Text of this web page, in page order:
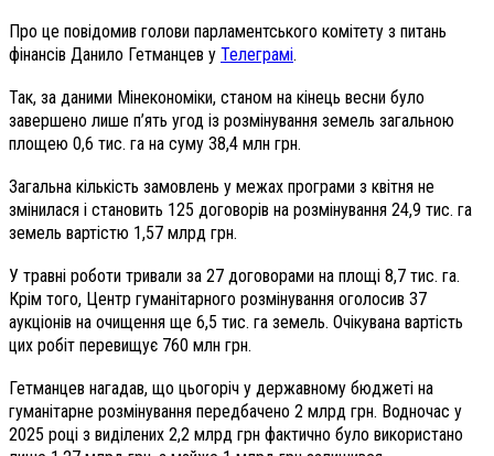
Про це повідомив голови парламентського комітету з питань
фінансів Данило Гетманцев у Телеграмі.
Так, за даними Мінекономіки, станом на кінець весни було
завершено лише п’ять угод із розмінування земель загальною
площею 0,6 тис. га на суму 38,4 млн грн.
Загальна кількість замовлень у межах програми з квітня не
змінилася і становить 125 договорів на розмінування 24,9 тис. га
земель вартістю 1,57 млрд грн.
У травні роботи тривали за 27 договорами на площі 8,7 тис. га.
Крім того, Центр гуманітарного розмінування оголосив 37
аукціонів на очищення ще 6,5 тис. га земель. Очікувана вартість
цих робіт перевищує 760 млн грн.
Гетманцев нагадав, що цьогоріч у державному бюджеті на
гуманітарне розмінування передбачено 2 млрд грн. Водночас у
2025 році з виділених 2,2 млрд грн фактично було використано